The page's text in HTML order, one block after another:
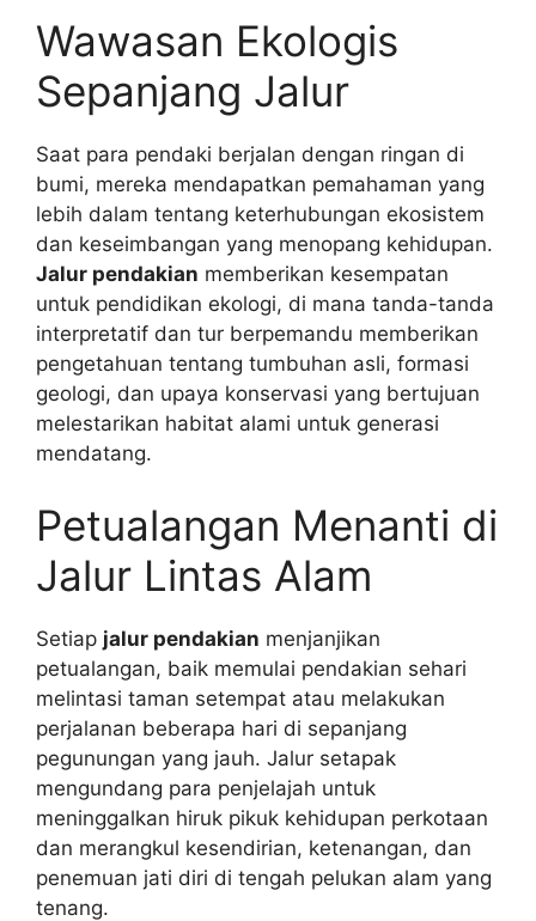
Wawasan Ekologis
Sepanjang Jalur
Saat para pendaki berjalan dengan ringan di
bumi, mereka mendapatkan pemahaman yang
lebih dalam tentang keterhubungan ekosistem
dan keseimbangan yang menopang kehidupan.
Jalur pendakian memberikan kesempatan
untuk pendidikan ekologi, di mana tanda-tanda
interpretatif dan tur berpemandu memberikan
pengetahuan tentang tumbuhan asli, formasi
geologi, dan upaya konservasi yang bertujuan
melestarikan habitat alami untuk generasi
mendatang.
Petualangan Menanti di
Jalur Lintas Alam
Setiap jalur pendakian menjanjikan
petualangan, baik memulai pendakian sehari
melintasi taman setempat atau melakukan
perjalanan beberapa hari di sepanjang
pegunungan yang jauh. Jalur setapak
mengundang para penjelajah untuk
meninggalkan hiruk pikuk kehidupan perkotaan
dan merangkul kesendirian, ketenangan, dan
penemuan jati diri di tengah pelukan alam yang
tenang.